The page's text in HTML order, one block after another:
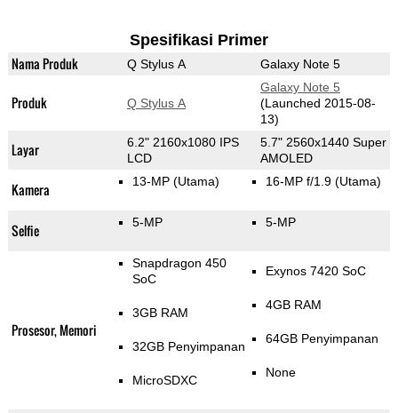
Spesifikasi Primer
Nama Produk Q Stylus A Galaxy Note 5
Produk Q Stylus A
Galaxy Note 5
(Launched 2015-08-
13)
Layar
6.2" 2160x1080 IPS
LCD
5.7" 2560x1440 Super
AMOLED
Kamera 13-MP (Utama) 16-MP f/1.9 (Utama)
Selfie 5-MP 5-MP
Prosesor, Memori
Snapdragon 450
SoC
3GB RAM
32GB Penyimpanan
MicroSDXC
Exynos 7420 SoC
4GB RAM
64GB Penyimpanan
None